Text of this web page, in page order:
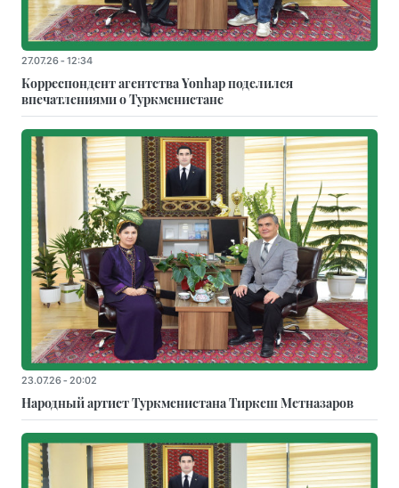
27.07.26 - 12:34
Корреспондент агентства Yonhap поделился
впечатлениями о Туркменистане
23.07.26 - 20:02
Народный артист Туркменистана Тиркеш Мeтназаров